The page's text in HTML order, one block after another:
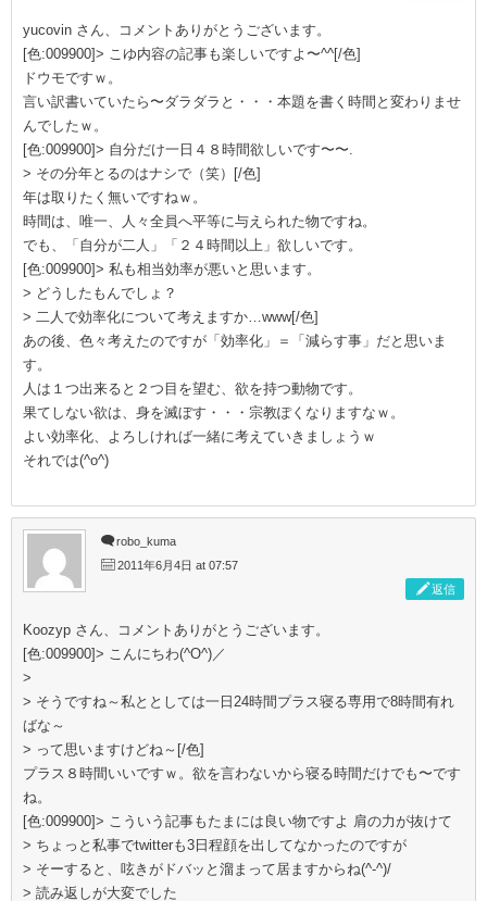
yucovin さん、コメントありがとうございます。
[色:009900]> こゆ内容の記事も楽しいですよ〜^^[/色]
ドウモですｗ。
言い訳書いていたら〜ダラダラと・・・本題を書く時間と変わりませ
んでしたｗ。
[色:009900]> 自分だけ一日４８時間欲しいです〜〜.
> その分年とるのはナシで（笑）[/色]
年は取りたく無いですねｗ。
時間は、唯一、人々全員へ平等に与えられた物ですね。
でも、「自分が二人」「２４時間以上」欲しいです。
[色:009900]> 私も相当効率が悪いと思います。
> どうしたもんでしょ？
> 二人で効率化について考えますか…www[/色]
あの後、色々考えたのですが「効率化」＝「減らす事」だと思いま
す。
人は１つ出来ると２つ目を望む、欲を持つ動物です。
果てしない欲は、身を滅ぼす・・・宗教ぽくなりますなｗ。
よい効率化、よろしければ一緒に考えていきましょうｗ
それでは(^o^)
robo_kuma
2011年6月4日 at 07:57
返信
Koozyp さん、コメントありがとうございます。
[色:009900]> こんにちわ(^O^)／
>
> そうですね～私ととしては一日24時間プラス寝る専用で8時間有れ
ばな～
> って思いますけどね～[/色]
プラス８時間いいですｗ。欲を言わないから寝る時間だけでも〜です
ね。
[色:009900]> こういう記事もたまには良い物ですよ 肩の力が抜けて
> ちょっと私事でtwitterも3日程顔を出してなかったのですが
> そーすると、呟きがドバッと溜まって居ますからね(^-^)/
> 読み返しが大変でした